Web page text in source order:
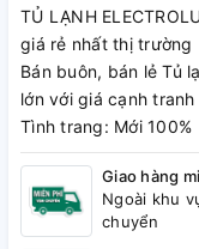
TỦ LẠNH
giá rẻ nhất thị trường
Bán buôn, bán lẻ Tủ
lớn với giá cạnh tranh
Tình trang: Mới 100%
Giao hàng
Ngoài khu
chuyển